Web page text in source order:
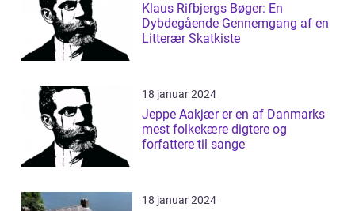
Klaus Rifbjergs Bøger: En
Dybdegående Gennemgang af en
Litterær Skatkiste
18 januar 2024
Jeppe Aakjær er en af Danmarks
mest folkekære digtere og
forfattere til sange
18 januar 2024